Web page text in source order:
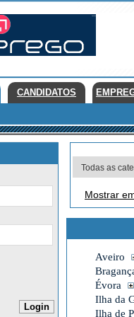
CANDIDATOS
Mostrar
Aveiro
Évora
Ilha da
Ilha de